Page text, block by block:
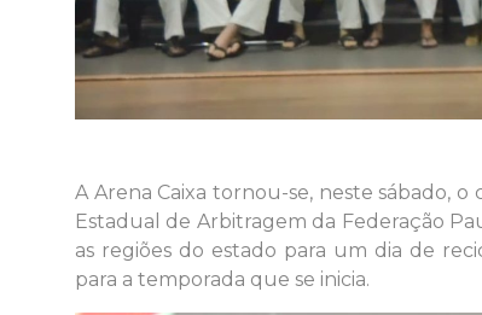
A Arena Caixa tornou-se, neste sábado,
Estadual de Arbitragem da Federação
as regiões do estado para um dia de
para a temporada que se inicia.